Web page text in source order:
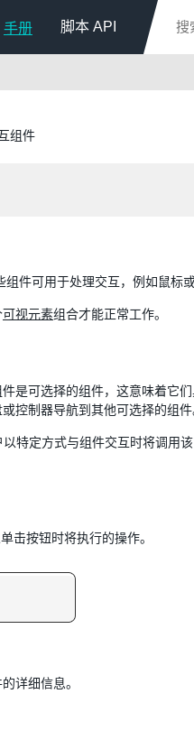
手册 脚本 API
组件
件可用于处理交互，例如鼠标
可视元素组合才能正常工作。
是可选择的组件，这意味着它
控制器导航到其他可选择的组件
特定方式与组件交互时将调用
击按钮时将执行的操作。
详细信息。